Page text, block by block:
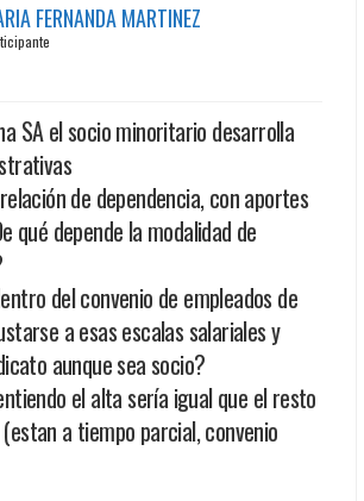
FERNANDA MARTINEZ
SA el socio minoritario desarrolla
de dependencia, con aportes
qué depende la modalidad de
del convenio de empleados de
a esas escalas salariales y
aunque sea socio?
el alta sería igual que el resto
a tiempo parcial, convenio